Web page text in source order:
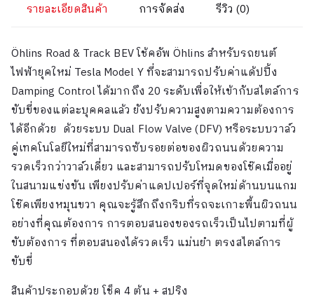
รายละเอียดสินค้า การจัดส่ง รีวิว (0)
Öhlins Road & Track BEVโช้คอัพ Öhlins สำหรับรถยนต์
ไฟฟ้ายุคใหม่ Tesla Model Y ที่จะสามารถปรับค่าแด้ปปิ้ง
Damping Control ได้มากถึง 20 ระดับเพื่อให้เข้ากับสไตล์การ
ขับขี่ของแต่ละบุคคลแล้ว ยังปรับความสูงตามความต้องการ
ได้อีกด้วย ด้วยระบบ Dual Flow Valve (DFV) หรือระบบวาล์ว
คู่เทคโนโลยีใหม่ที่สามารถซับรอยต่อของผิวถนนด้วยความ
รวดเร็วกว่าวาล์วเดี่ยว และสามารถปรับโหมดของโช๊คเมื่ออยู่
ในสนามแข่งขัน เพียงปรับค่าแดปเปอร์ที่จุดใหม่ด้านบนแกม
โช๊คเพียงหมุนขวา คุณจะรู้สึกถึงกริบที่รถจะเกาะพื้นผิวถนน
อย่างที่คุณต้องการ การตอบสนองของรถเร็วเป็นไปตามที่ผู้
ขับต้องการ ที่ตอบสนองได้รวดเร็ว แม่นยำ ตรงสไตล์การ
ขับขี่
สินค้าประกอบด้วย โช็ค 4 ต้น + สปริง